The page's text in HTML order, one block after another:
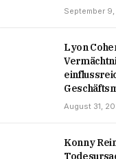
September
Lyon
August 31,
Konny